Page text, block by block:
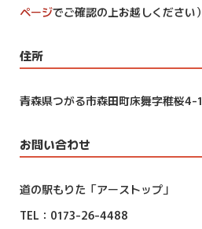
ページでご確認の上お越しください）
住所
青森県つがる市森田町床舞字稚桜4-1
お問い合わせ
道の駅もりた「アーストップ」
TEL：0173-26-4488